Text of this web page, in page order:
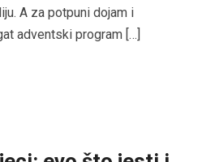
A za potpuni dojam i
adventski program […]